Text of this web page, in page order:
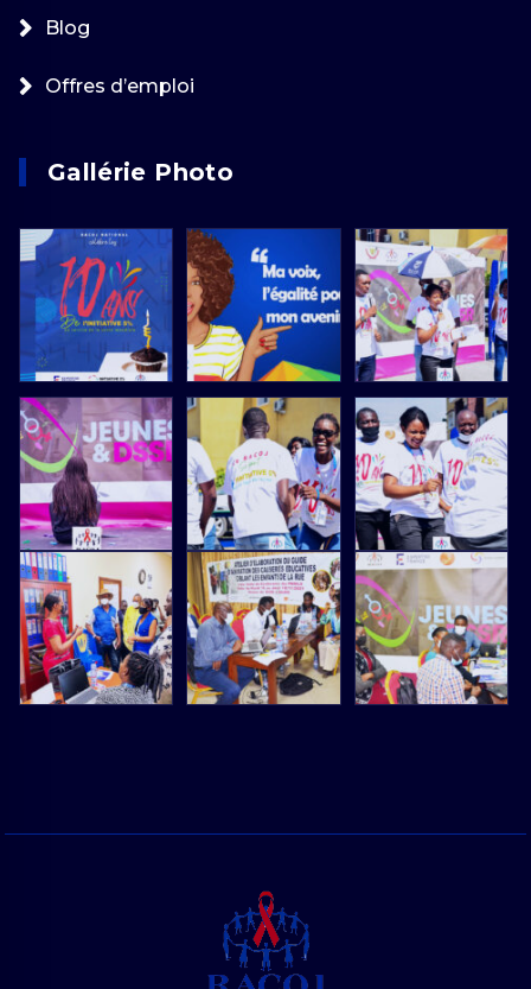
Blog
Offres d’emploi
Gallérie Photo